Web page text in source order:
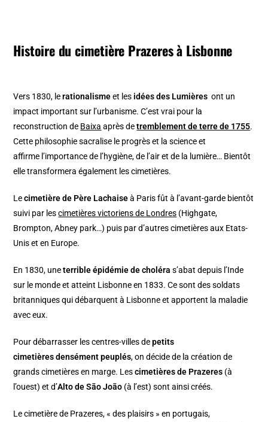
Histoire du cimetière Prazeres à Lisbonne
Vers 1830, lerationalismeet les idées des Lumières ont un
impact important sur l’urbanisme. C’est vrai pour la
reconstruction de Baixa après detremblement de terre de 1755.
Cette philosophie sacralise le progrès et la science et
affirme l’importance de l’hygiène, de l’air et de la lumière… Bientôt
elle transformera également les cimetières.
Lecimetière de Père Lachaiseà Paris fût à l’avant-garde bientôt
suivi par lescimetières victoriens de Londres (Highgate,
Brompton, Abney park…) puis par d’autres cimetières aux Etats-
Unis et en Europe.
En 1830, uneterrible épidémie de choléra s’abat depuis l’Inde
sur le monde et atteint Lisbonne en 1833. Ce sont des soldats
britanniques qui débarquent à Lisbonne et apportent la maladie
avec eux.
Pour débarrasser les centres-villes depetits
cimetières densément peuplés, on décide de la création de
grands cimetières en marge. Lescimetières de Prazeres (à
l’ouest) et d’Alto de São João (à l’est) sont ainsi créés.
Le cimetière de Prazeres, « des plaisirs » en portugais,